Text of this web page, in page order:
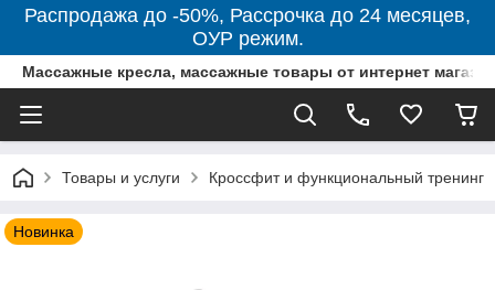
Распродажа до -50%, Рассрочка до 24 месяцев,
ОУР режим.
Массажные кресла, массажные товары от интернет
Товары и услуги Кроссфит и функциональный тренинг
Новинка